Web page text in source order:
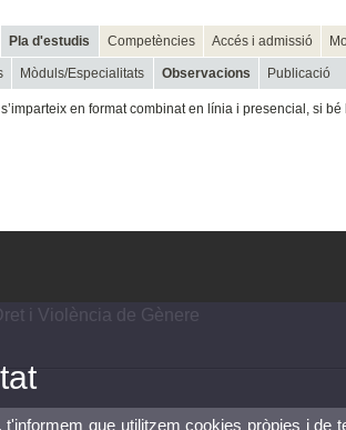
Pla d'estudis Competències Accés i admissió
Mòduls/Especialitats Observacions Publicació
en format combinat en línia i presencial, si
i Violència de Gènere
que utilitzem cookies pròpies i de